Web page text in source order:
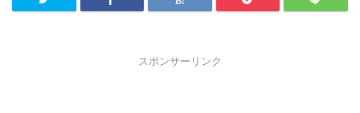
スポンサーリンク